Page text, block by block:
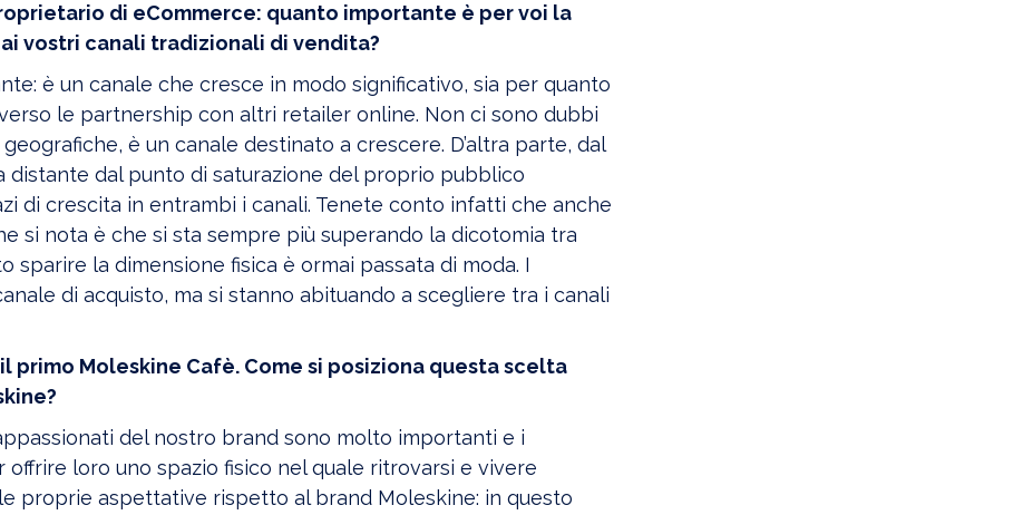
di eCommerce: quanto importante è per voi la
vostri canali tradizionali di vendita?
è un canale che cresce in modo significativo, sia per quanto
le partnership con altri retailer online. Non ci sono dubbi
è un canale destinato a crescere. D’altra parte, dal
dal punto di saturazione del proprio pubblico
di crescita in entrambi i canali. Tenete conto infatti che anche
si nota è che si sta sempre più superando la dicotomia tra
sparire la dimensione fisica è ormai passata di moda. I
di acquisto, ma si stanno abituando a scegliere tra i canali
Moleskine Cafè. Come si posiziona questa scelta
del nostro brand sono molto importanti e i
loro uno spazio fisico nel quale ritrovarsi e vivere
proprie aspettative rispetto al brand Moleskine: in questo